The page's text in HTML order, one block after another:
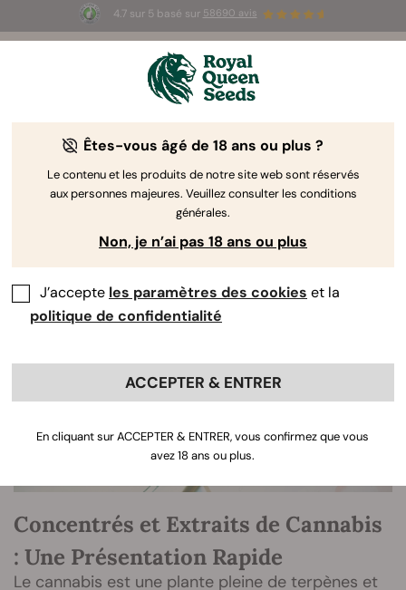
4.7 sur 5 basé sur 58690 avis
☀️ Summer Sales : jusqu'à -50 % sur
certains produits ! ⏤
The RQS Blog
Articles Cannabis Lifestyle
Concentrés et Extraits de Cannabis
: Une Présentation Rapide
Le cannabis est une plante pleine de terpènes et
Êtes-vous âgé de 18 ans ou plus ?
Le contenu et les produits de notre site web sont réservés
aux personnes majeures. Veuillez consulter les conditions
générales.
Non, je n’ai pas 18 ans ou plus
J’accepte les paramètres des cookies et la
politique de confidentialité
ACCEPTER & ENTRER
En cliquant sur ACCEPTER & ENTRER, vous confirmez que vous
avez 18 ans ou plus.